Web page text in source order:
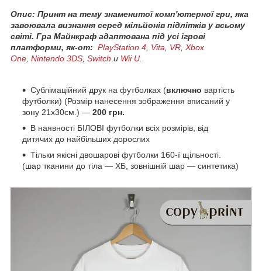
Опис: Принт на тему знаменитої комп'ютерної гри, яка
завоювала визнання серед мільйонів підлітків у всьому
світі. Гра Майнкраф адаптована під усі ігрові
платформи, як-от: PlayStation 4, Vita, VR, Xbox
One, Nintendo 3DS, Switch и Wii U.
Сублімаційний друк на футболках (включно вартість
футболки) (Розмір нанесення зображення вписаний у
зону 21х30см.) ― 200 грн.
В наявності БІЛОВІ футболки всіх розмірів, від
дитячих до найбільших дорослих
Тільки якісні двошарові футболки 160-ї щільності.
(шар тканини до тіла — ХБ, зовнішній шар — синтетика)